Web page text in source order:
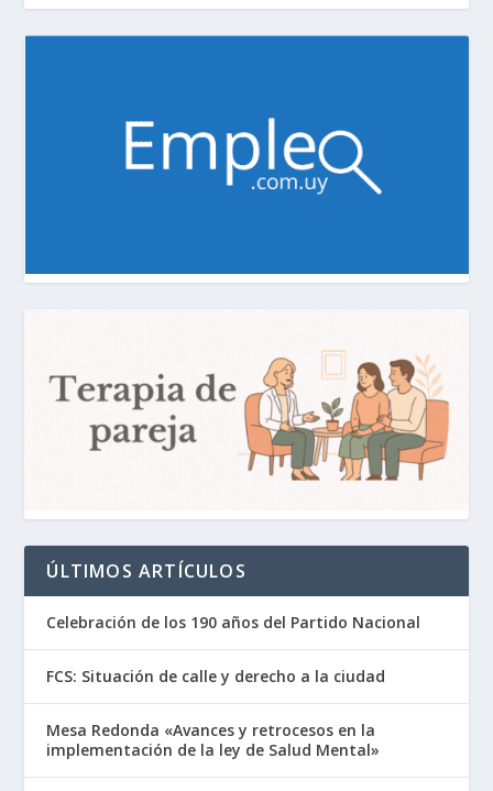
ÚLTIMOS ARTÍCULOS
Celebración de los 190 años del Partido Nacional
FCS: Situación de calle y derecho a la ciudad
Mesa Redonda «Avances y retrocesos en la
implementación de la ley de Salud Mental»